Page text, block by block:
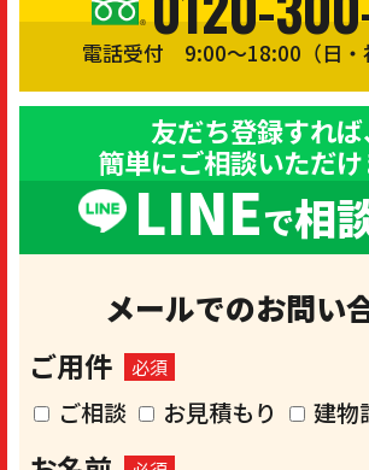
電話受付 9:00〜18:00（日・
友だち登録すれば
簡単にご相談いただけ
LINEで相
メールでのお問い
ご用件 必須
ご相談 お見積もり 建物